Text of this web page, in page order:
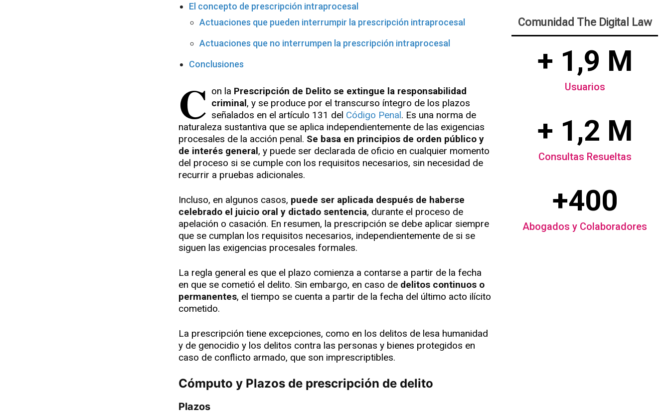
El concepto de prescripción intraprocesal
Actuaciones que pueden interrumpir la prescripción intraprocesal
Actuaciones que no interrumpen la prescripción intraprocesal
Conclusiones
C on la Prescripción de Delito se extingue la responsabilidad
criminal, y se produce por el transcurso íntegro de los plazos
señalados en el artículo 131 del Código Penal. Es una norma de
naturaleza sustantiva que se aplica independientemente de las exigencias
procesales de la acción penal. Se basa en principios de orden público y
de interés general, y puede ser declarada de oficio en cualquier momento
del proceso si se cumple con los requisitos necesarios, sin necesidad de
recurrir a pruebas adicionales.
Incluso, en algunos casos, puede ser aplicada después de haberse
celebrado el juicio oral y dictado sentencia, durante el proceso de
apelación o casación. En resumen, la prescripción se debe aplicar siempre
que se cumplan los requisitos necesarios, independientemente de si se
siguen las exigencias procesales formales.
La regla general es que el plazo comienza a contarse a partir de la fecha
en que se cometió el delito. Sin embargo, en caso de delitos continuos o
permanentes, el tiempo se cuenta a partir de la fecha del último acto ilícito
cometido.
La prescripción tiene excepciones, como en los delitos de lesa humanidad
y de genocidio y los delitos contra las personas y bienes protegidos en
caso de conflicto armado, que son imprescriptibles.
Cómputo y Plazos de prescripción de delito
Plazos
Comunidad The Digital Law
+ 1,9 M
Usuarios
+ 1,2 M
Consultas Resueltas
+400
Abogados y Colaboradores